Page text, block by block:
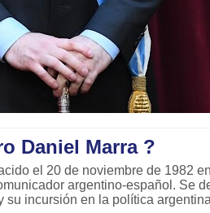
Daniel Marra ?
el 20 de noviembre de 1982
argentino-español. Se
su incursión en la política